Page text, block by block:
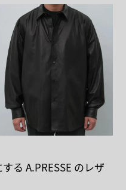
る A.PRESSE のレザ